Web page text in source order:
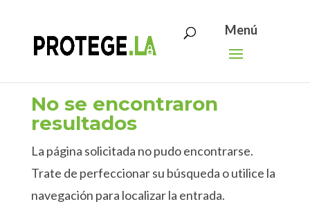
content
No se encontraron
resultados
La página solicitada no pudo encontrarse.
Trate de perfeccionar su búsqueda o utilice la
navegación para localizar la entrada.